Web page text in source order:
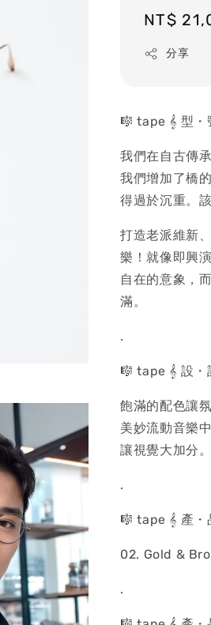
Regular
price
NT$
分享
🎼 tape 𝄞 型・
我們在自古傳
我們增加了橋
得過於沉重。
打造老派維新
樂！就像即興
自在的意象，
滿。
.
🎼 tape 𝄞 設・
飽滿的配色讓
美妙流動音樂
讓視覺大加分。
.
🎼 tape 𝄞 產・
02. Gold &
.